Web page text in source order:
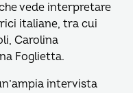
vede interpretare
italiane, tra cui
Carolina
Foglietta.
intervista